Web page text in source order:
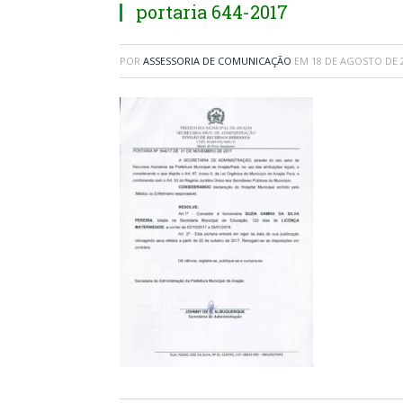
portaria 644-2017
POR ASSESSORIA DE COMUNICAÇÃO EM 18 DE AGOSTO DE